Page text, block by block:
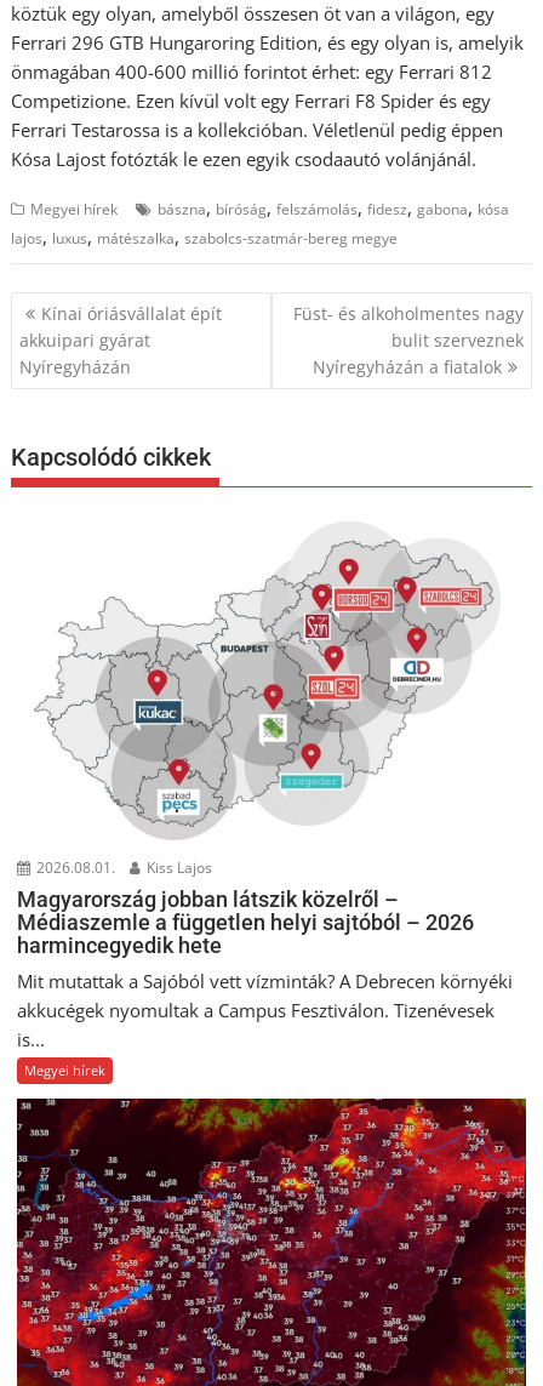
köztük egy olyan, amelyből összesen öt van a világon, egy
Ferrari 296 GTB Hungaroring Edition, és egy olyan is, amelyik
önmagában 400-600 millió forintot érhet: egy Ferrari 812
Competizione. Ezen kívül volt egy Ferrari F8 Spider és egy
Ferrari Testarossa is a kollekcióban. Véletlenül pedig éppen
Kósa Lajost fotózták le ezen egyik csodaautó volánjánál.
Megyei hírek bászna, bíróság,felszámolás,fidesz,gabona, kósa
lajos, luxus, mátészalka,szabolcs-szatmár-bereg megye
Bejegyzés
navigáció
Kínai óriásvállalat épít
akkuipari gyárat
Nyíregyházán
Füst- és alkoholmentes nagy
bulit szerveznek
Nyíregyházán a fiatalok
Kapcsolódó cikkek
2026.08.01. Kiss Lajos
Magyarország jobban látszik közelről –
Médiaszemle a független helyi sajtóból – 2026
harmincegyedik hete
Mit mutattak a Sajóból vett vízminták? A Debrecen környéki
akkucégek nyomultak a Campus Fesztiválon. Tizenévesek
is...
Megyei hírek